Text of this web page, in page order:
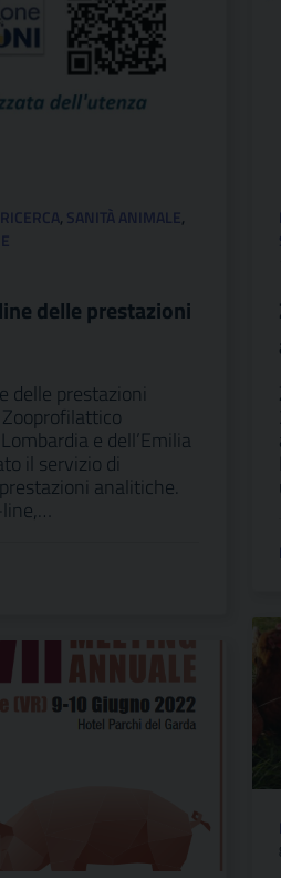
RICERCA, SANITÀ ANIMALE,
delle prestazioni
delle prestazioni
e dell’Emilia
il servizio di
analitiche.